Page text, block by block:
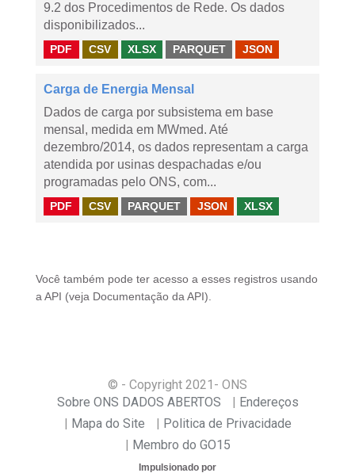
9.2 dos Procedimentos de Rede. Os dados
disponibilizados...
PDF CSV XLSX PARQUET JSON
Carga de Energia Mensal
Dados de carga por subsistema em base
mensal, medida em MWmed. Até
dezembro/2014, os dados representam a carga
atendida por usinas despachadas e/ou
programadas pelo ONS, com...
PDF CSV PARQUET JSON XLSX
Você também pode ter acesso a esses registros usando
a API (veja Documentação da API ).
© - Copyright 2021 - ONS
Sobre ONS DADOS ABERTOS
Endereços
Mapa do Site
Politica de Privacidade
Membro do GO15
Impulsionado por